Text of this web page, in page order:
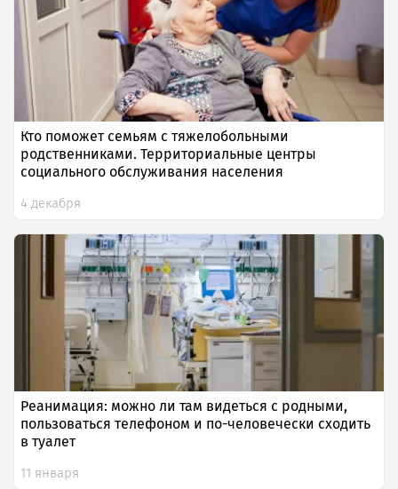
Кто поможет семьям с тяжелобольными
родственниками. Территориальные центры
социального обслуживания населения
4 декабря
Реанимация: можно ли там видеться с родными,
пользоваться телефоном и по-человечески сходить
в туалет
11 января